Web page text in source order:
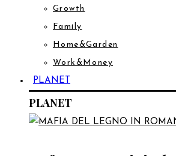
Growth
Family
Home&Garden
Work&Money
PLANET
PLANET